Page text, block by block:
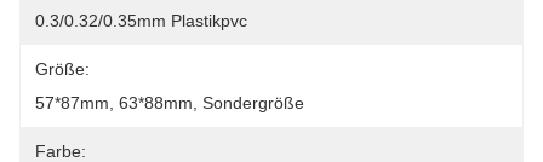
0.3/0.32/0.35mm Plastikpvc
Größe:
57*87mm, 63*88mm, Sondergröße
Farbe: